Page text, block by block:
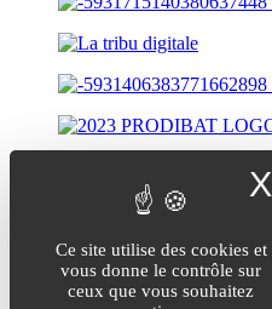
Ce site utilise des cookies et
vous donne le contrôle sur
ceux que vous souhaitez
X